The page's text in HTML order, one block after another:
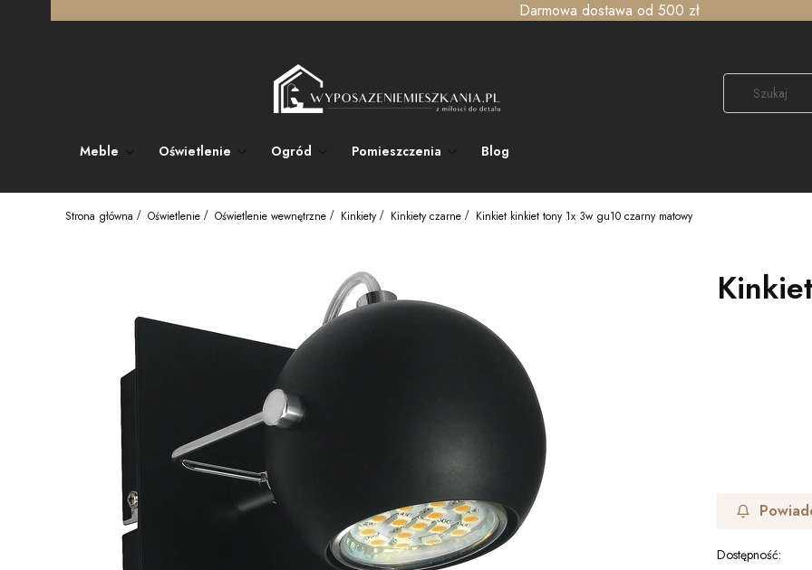
Darmowa dostawa od 500 zł
Meble Oświetlenie Ogród Pomieszczenia Blog
Strona główna Oświetlenie Oświetlenie wewnętrzne Kinkiety Kinkiety czarne Kinkiet kinkiet tony 1x 3w gu10 czarny matowy
Dostępność: